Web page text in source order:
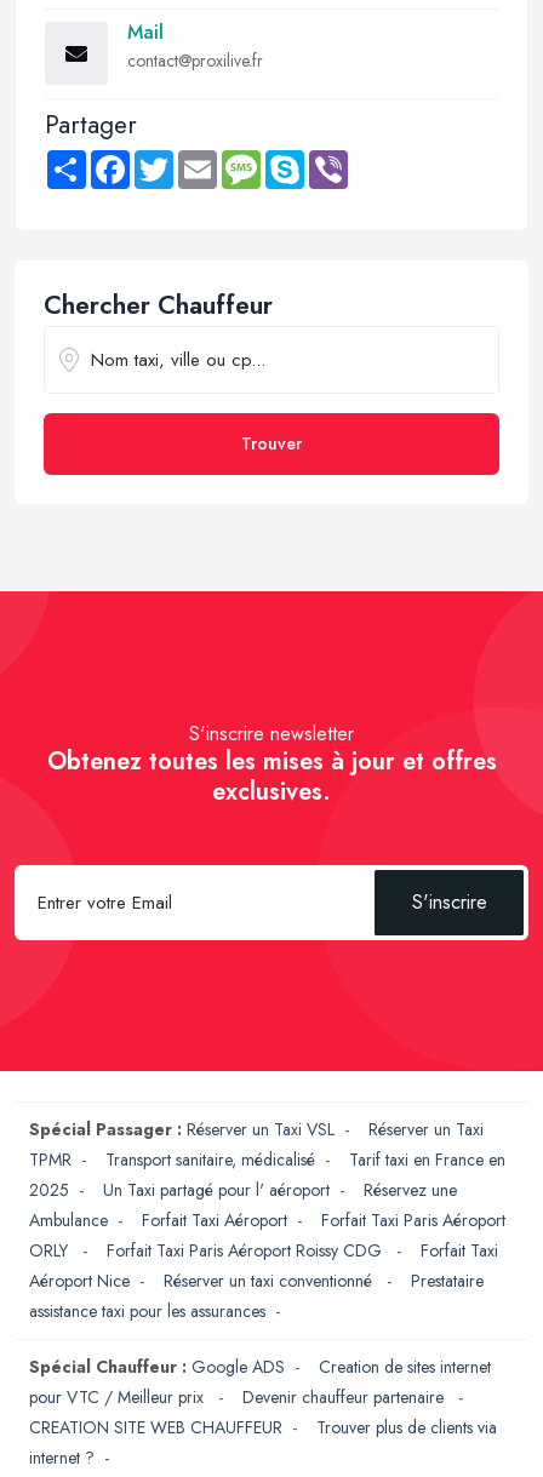
Mail
contact@proxilive.fr
Partager
Share FacebookTwitter Email MessageSkype
Chercher Chauffeur
Trouver
S'inscrire newsletter
Obtenez toutes les mises à jour et offres
exclusives.
S'inscrire
Spécial Passager : Réserver un Taxi VSL - Réserver un Taxi
TPMR - Transport sanitaire, médicalisé - Tarif taxi en France en
2025 - Un Taxi partagé pour l' aéroport - Réservez une
Ambulance - Forfait Taxi Aéroport - Forfait Taxi Paris Aéroport
ORLY
- Forfait Taxi Paris Aéroport Roissy CDG - Forfait Taxi
Aéroport Nice - Réserver un taxi conventionné - Prestataire
assistance taxi pour les assurances -
Spécial Chauffeur : Google ADS - Creation de sites internet
pour VTC / Meilleur prix
- Devenir chauffeur partenaire
-
CREATION SITE WEB CHAUFFEUR - Trouver plus de clients via
internet ? -